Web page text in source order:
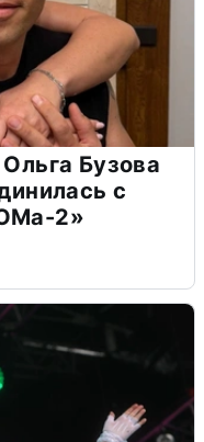
Бузова
с
2»